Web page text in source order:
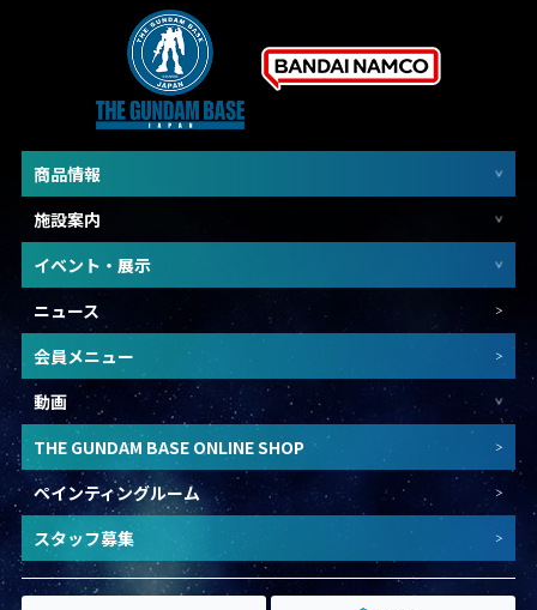
商品情報
施設案内
イベント・展示
ニュース
会員メニュー
動画
THE GUNDAM BASE ONLINE SHOP
ペインティングルーム
スタッフ募集